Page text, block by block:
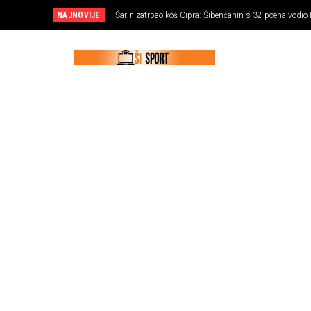
NAJNOVIJE Šarin zatrpao koš Cipra: Šibenčanin s 32 poena